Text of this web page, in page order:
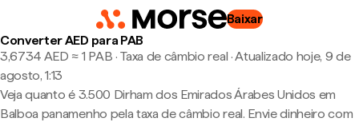
Baixar
Converter AED para PAB
3,6734 AED ≈ 1 PAB · Taxa de câmbio real ·Atualizado hoje, 9 de
agosto, 1:13
Veja quanto é 3.500 Dirham dos Emirados Árabes Unidos em
Balboa panamenho pela taxa de câmbio real. Envie dinheiro com